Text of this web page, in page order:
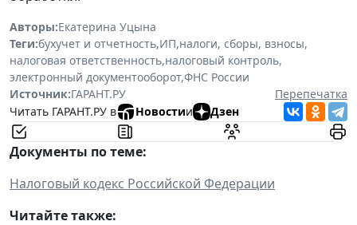
Авторы:Екатерина Уцына
Теги:бухучет и отчетность,ИП,налоги, сборы, взносы,
налоговая ответственность,налоговый контроль,
электронный документооборот,ФНС России
Источник:ГАРАНТ.РУ
Перепечатка
Читать ГАРАНТ.РУ в
Новостии Дзен
Документы по теме:
Налоговый кодекс Российской Федерации
Читайте также: